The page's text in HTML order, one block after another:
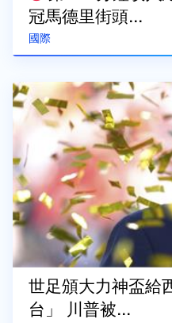
國際
冠馬德里街頭...
世足頒大力神盃給
台」 川普被...